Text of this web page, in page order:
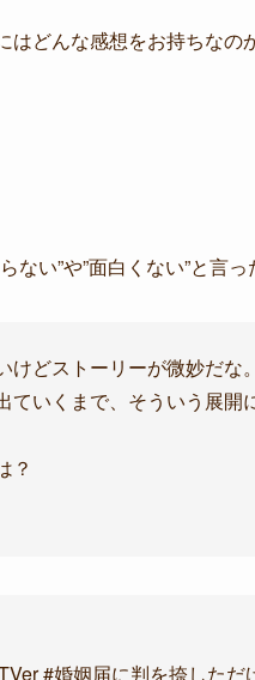
はどんな感想をお持ちなの
い”や”面白くない”と言っ